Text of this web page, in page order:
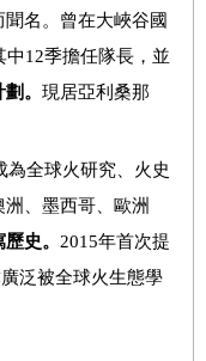
名。曾在大峽谷國
12季擔任隊長，並
。 現居亞利桑那
為全球火研究、火史
、墨西哥、歐洲
史。 2015年首次提
泛被全球火生態學